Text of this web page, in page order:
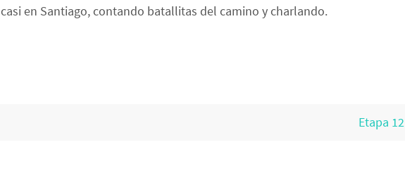
casi en Santiago, contando batallitas del camino y charlando.
Etapa 12